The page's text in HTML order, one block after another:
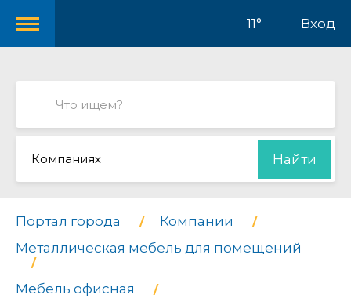
11° Вход
Компаниях Найти
Портал города
Компании
Металлическая мебель для помещений
Мебель офисная